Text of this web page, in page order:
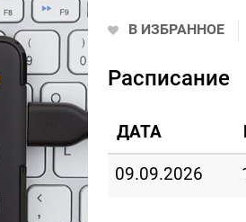
В ИЗБРАННОЕ
Расписание
ДАТА
09.09.2026